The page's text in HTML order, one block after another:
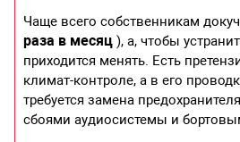
Чаще всего собственникам
раза в месяц ), а, чтобы
приходится менять. Есть
климат-контроле, а в его
требуется замена
сбоями аудиосистемы и